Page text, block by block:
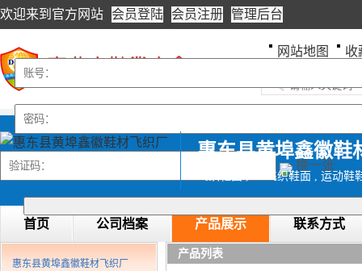
欢迎来到 官方网站 会员登陆 会员注册 管理后台
换一张
网站地图 收
惠东县黄埠鑫徽鞋
飞织鞋面 , 3D飞织鞋面 , 运动
首页 公司档案 产品展示 联系方式
惠东县黄埠鑫徽鞋材飞织厂
产品列表